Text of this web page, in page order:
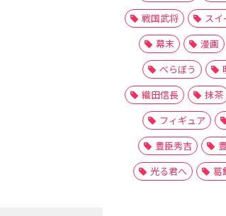
戦国武将
スイ
幕末
漫画
べらぼう
織田信長
抹茶
フィギュア
豊臣秀吉
光る君へ
葛